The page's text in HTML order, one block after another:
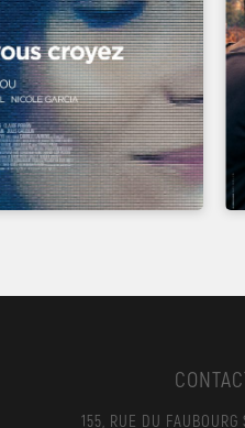
SAFY NEBBOU
155, RUE DU